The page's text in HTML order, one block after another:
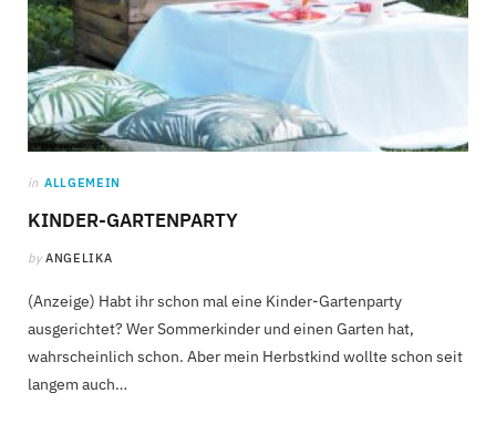
in ALLGEMEIN
KINDER-GARTENPARTY
by ANGELIKA
(Anzeige) Habt ihr schon mal eine Kinder-Gartenparty
ausgerichtet? Wer Sommerkinder und einen Garten hat,
wahrscheinlich schon. Aber mein Herbstkind wollte schon seit
langem auch…